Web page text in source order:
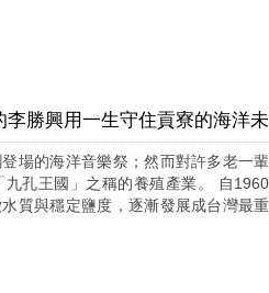
勝興用一生守住貢寮的海洋
場的海洋音樂祭；然而對許多老一
孔王國」之稱的養殖產業。 自
質與穩定鹽度，逐漸發展成台灣最